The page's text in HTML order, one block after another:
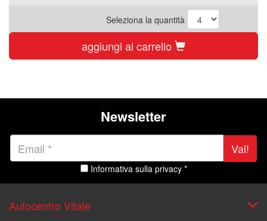
Seleziona la quantità
aggiungi al carrello
Newsletter
Vai!
Informativa sulla privacy *
Autocentro Vitale